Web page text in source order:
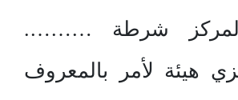
لمركز شرطة ……….
هيئة لأمر بالمعروف